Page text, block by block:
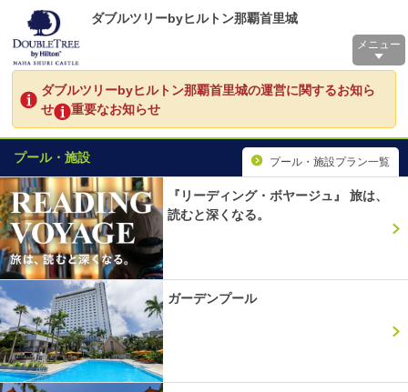
ダブルツリーbyヒルトン那覇首里城
メニュー
ダブルツリーbyヒルトン那覇首里城の運営に関するお知ら
せ
重要なお知らせ
プール・施設 プール・施設プラン一覧
『リーディング・ボヤージュ』 旅は、
読むと深くなる。
ガーデンプール